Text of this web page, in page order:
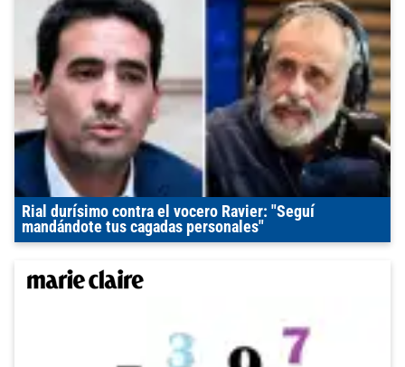
Rial durísimo contra el vocero Ravier: "Seguí
mandándote tus cagadas personales"